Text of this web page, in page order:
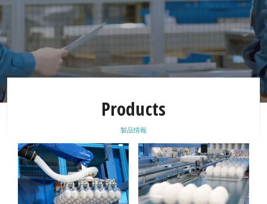
Products
製品情報